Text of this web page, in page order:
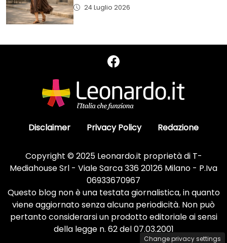
24 Luglio 2026
Disclaimer Privacy Policy Redazione
Copyright © 2025 Leonardo.it proprietà di T-
Mediahouse Srl - Viale Sarca 336 20126 Milano - P.Iva
06933670967
Questo blog non è una testata giornalistica, in quanto
viene aggiornato senza alcuna periodicità. Non può
pertanto considerarsi un prodotto editoriale ai sensi
della legge n. 62 del 07.03.2001
Change privacy settings